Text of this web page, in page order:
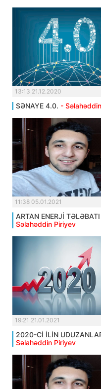
13:13 21.12.2020
SƏNAYE 4.0. -
11:38 05.01.2021
ARTAN ENERJİ
Səlahəddin Piriyev
19:21 21.01.2021
2020-Cİ İLİN
Səlahəddin Piriyev